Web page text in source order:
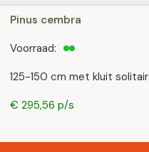
Pinus cembra
125-150 cm met kluit solitair
Voorraad:
€ 295,56 p/s